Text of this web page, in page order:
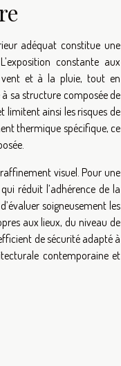
adéquat constitue une
constante aux
vent et à la pluie, tout en
sa structure composée de
limitent ainsi les risques de
thermique spécifique, ce
visuel. Pour une
réduit l’adhérence de la
soigneusement les
aux lieux, du niveau de
de sécurité adapté à
contemporaine et